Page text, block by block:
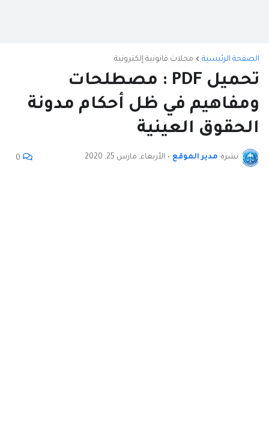
الصفحة الرئيسية مجلات قانونية إلكترونية
تحميل PDF : مصطلحات
ومفاهيم في ظل أحكام مدونة
الحقوق العينية
نشره مدير الموقع • الأربعاء, مارس 25, 2020 0